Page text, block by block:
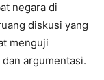
negara di
diskusi yang
menguji
argumentasi.